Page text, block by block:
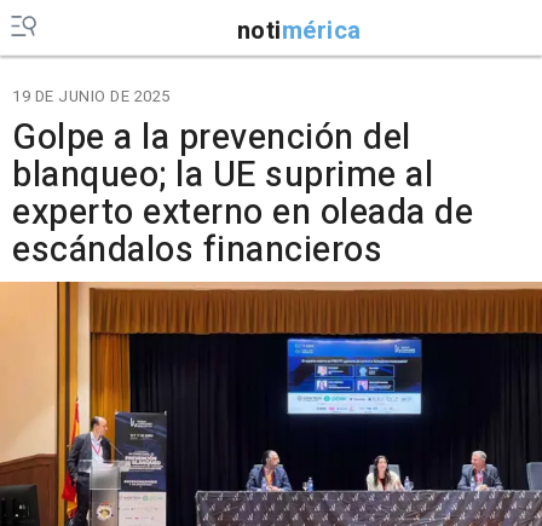
notimérica
19 DE JUNIO DE 2025
Golpe a la prevención del
blanqueo; la UE suprime al
experto externo en oleada de
escándalos financieros